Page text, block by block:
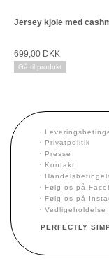
Jersey kjole med
699,00 DKK
Gå til produkt
·
·
Privatpolitik
· Presse
· Kontakt
·
· Følg os på
·
Følg os på
· Vedligeholdelse
PERFECTLY